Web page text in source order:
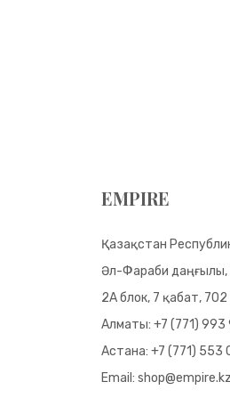
EMPIRE
Қазақстан
Әл-Фараби
2А блок, 7 қабат, 702
Алматы: +7 (771) 993
Астана: +7 (771) 553
Email: shop@empire.kz